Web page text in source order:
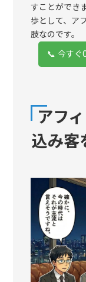
すことができ
歩として、ア
肢なのです。
📞 今す
アフ
込み客